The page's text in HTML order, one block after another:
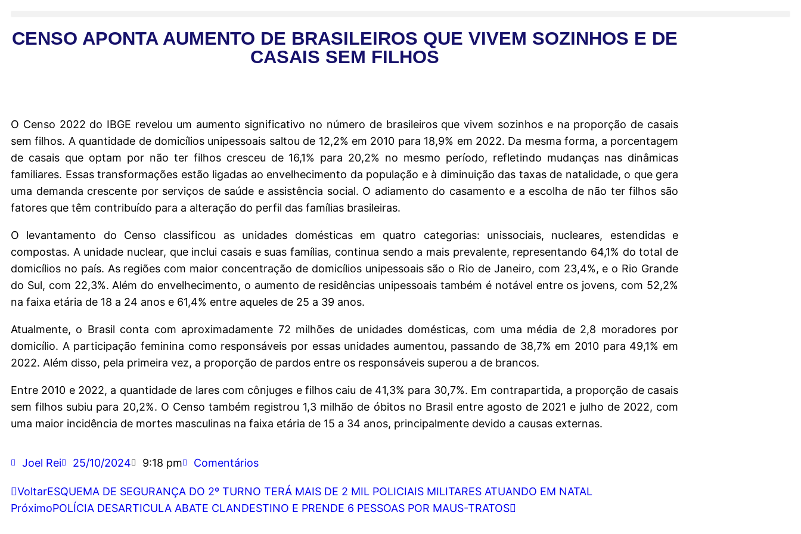
CENSO APONTA AUMENTO DE BRASILEIROS QUE VIVEM SOZINHOS E DE
CASAIS SEM FILHOS
O Censo 2022 do IBGE revelou um aumento significativo no número de brasileiros que vivem sozinhos e na proporção de casais
sem filhos. A quantidade de domicílios unipessoais saltou de 12,2% em 2010 para 18,9% em 2022. Da mesma forma, a porcentagem
de casais que optam por não ter filhos cresceu de 16,1% para 20,2% no mesmo período, refletindo mudanças nas dinâmicas
familiares. Essas transformações estão ligadas ao envelhecimento da população e à diminuição das taxas de natalidade, o que gera
uma demanda crescente por serviços de saúde e assistência social. O adiamento do casamento e a escolha de não ter filhos são
fatores que têm contribuído para a alteração do perfil das famílias brasileiras.
O levantamento do Censo classificou as unidades domésticas em quatro categorias: unissociais, nucleares, estendidas e
compostas. A unidade nuclear, que inclui casais e suas famílias, continua sendo a mais prevalente, representando 64,1% do total de
domicílios no país. As regiões com maior concentração de domicílios unipessoais são o Rio de Janeiro, com 23,4%, e o Rio Grande
do Sul, com 22,3%. Além do envelhecimento, o aumento de residências unipessoais também é notável entre os jovens, com 52,2%
na faixa etária de 18 a 24 anos e 61,4% entre aqueles de 25 a 39 anos.
Atualmente, o Brasil conta com aproximadamente 72 milhões de unidades domésticas, com uma média de 2,8 moradores por
domicílio. A participação feminina como responsáveis por essas unidades aumentou, passando de 38,7% em 2010 para 49,1% em
2022. Além disso, pela primeira vez, a proporção de pardos entre os responsáveis superou a de brancos.
Entre 2010 e 2022, a quantidade de lares com cônjuges e filhos caiu de 41,3% para 30,7%. Em contrapartida, a proporção de casais
sem filhos subiu para 20,2%. O Censo também registrou 1,3 milhão de óbitos no Brasil entre agosto de 2021 e julho de 2022, com
uma maior incidência de mortes masculinas na faixa etária de 15 a 34 anos, principalmente devido a causas externas.
Joel Rei 25/10/2024 9:18 pm Comentários
VoltarESQUEMA DE SEGURANÇA DO 2º TURNO TERÁ MAIS DE 2 MIL POLICIAIS MILITARES ATUANDO EM NATAL
PróximoPOLÍCIA DESARTICULA ABATE CLANDESTINO E PRENDE 6 PESSOAS POR MAUS-TRATOS